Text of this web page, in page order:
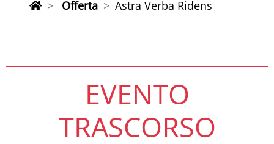
Offerta Astra Verba Ridens
EVENTO
TRASCORSO